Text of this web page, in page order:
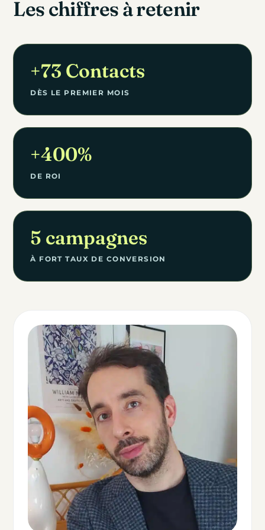
Les chiffres à retenir
+73 Contacts
DÈS LE PREMIER MOIS
+400%
DE ROI
5 campagnes
À FORT TAUX DE CONVERSION